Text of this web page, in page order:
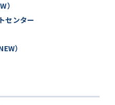
）
センター
）